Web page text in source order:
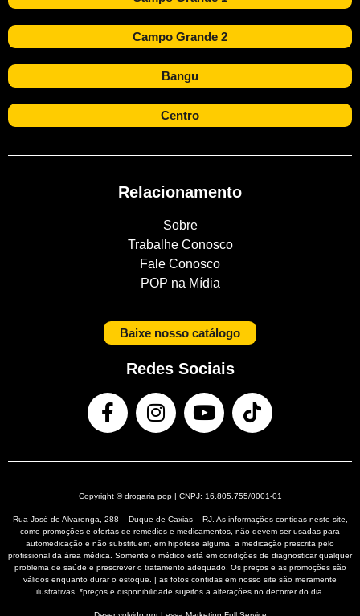
Campo Grande 2
Bangu
Centro
Relacionamento
Sobre
Trabalhe Conosco
Fale Conosco
POP na Mídia
Baixe nosso catálogo
Redes Sociais
Copyright © drogaria pop | CNPJ: 16.805.755/0001-01
Rua José de Alvarenga, 288 – Duque de Caxias – RJ. As informações contidas neste site,
como promoções e ofertas de remédios e medicamentos, não devem ser usadas para
automedicação e não substituem, em hipótese alguma, a medicação prescrita pelo
profissional da área médica. Somente o médico está em condições de diagnosticar qualquer
problema de saúde e prescrever o tratamento adequado. Os preços e as promoções são
válidos enquanto durar o estoque. | as fotos contidas em nosso site são meramente
ilustrativas. *preços e disponibilidade sujeitos a alterações no decorrer do dia.